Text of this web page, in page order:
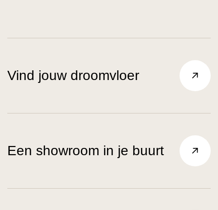
Vind jouw droomvloer
Een showroom in je buurt